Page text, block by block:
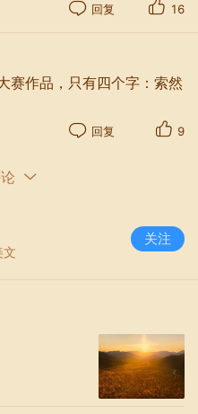
回复 16
赛作品，只有四个字：索然
回复 9
文
关注